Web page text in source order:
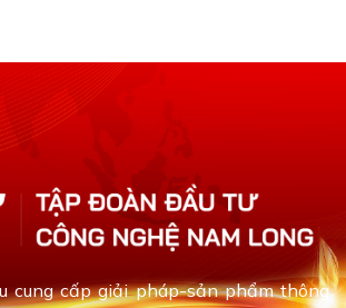
cung cấp giải pháp-sản phẩm thông